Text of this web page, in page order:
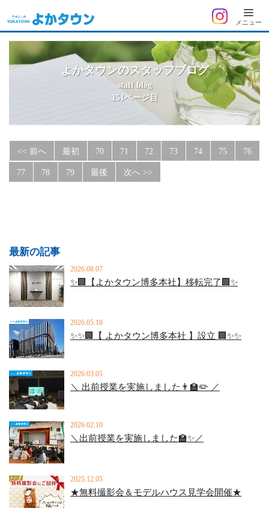
よ
か
ウ
メニュー
よかタウンのスタッフブログ
staff blog
151ページ目
<< 前へ 最初 70 71 72 73 74 75 76
77 78 79 最後 次へ >>
最新の記事
2026.08.07
✨🏢【よかタウン博多本社】移転完了🏢✨
2026.05.18
✨✨🏢【 よかタウン博多本社 】設立 🏢✨✨
2026.03.05
＼ 出前授業を実施しました👨‍🏫✏️ ／
2026.02.10
＼出前授業を実施しました🏫✨／
2025.12.05
★無料撮影会＆モデルハウス見学会開催★